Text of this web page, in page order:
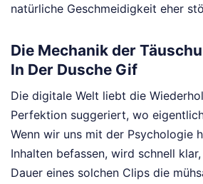
natürliche Geschmeidigkeit eher
Die Mechanik der
In Der Dusche Gif
Die digitale Welt liebt die
Perfektion suggeriert, wo
Wenn wir uns mit der Psychologie
Inhalten befassen, wird schnell
Dauer eines solchen Clips die